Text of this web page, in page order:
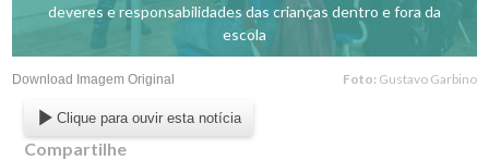
deveres e responsabilidades das crianças dentro e fora da
escola
Download Imagem Original Foto: Gustavo Garbino
Clique para ouvir esta notícia
Compartilhe